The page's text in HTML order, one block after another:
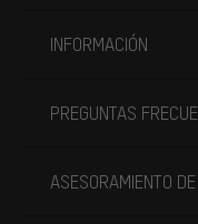
INFORMACIÓN
PREGUNTAS
ASESORAMIENTO